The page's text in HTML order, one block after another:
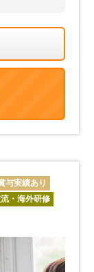
与実績あり
・海外研修